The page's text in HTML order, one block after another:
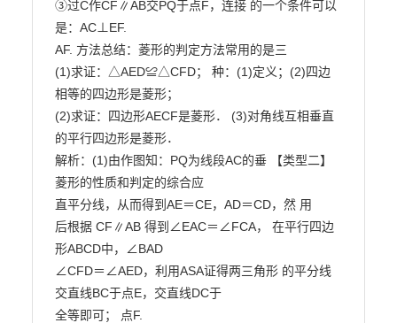
③过C作CF∥AB交PQ于点F，连接 的一个条件可以
是：AC⊥EF.
AF. 方法总结：菱形的判定方法常用的是三
(1)求证：△AED≌△CFD； 种：(1)定义；(2)四边
相等的四边形是菱形；
(2)求证：四边形AECF是菱形． (3)对角线互相垂直
的平行四边形是菱形．
解析：(1)由作图知：PQ为线段AC的垂 【类型二】
菱形的性质和判定的综合应
直平分线，从而得到AE＝CE，AD＝CD，然 用
后根据 CF∥AB 得到∠EAC＝∠FCA， 在平行四边
形ABCD中，∠BAD
∠CFD＝∠AED，利用ASA证得两三角形 的平分线
交直线BC于点E，交直线DC于
全等即可； 点F.